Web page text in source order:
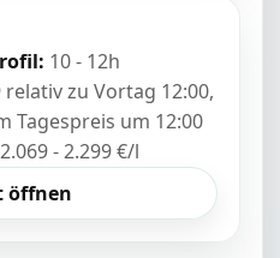
10 - 12h
relativ zu Vortag 12:00,
Tagespreis um 12:00
2.069 - 2.299 €/l
öffnen